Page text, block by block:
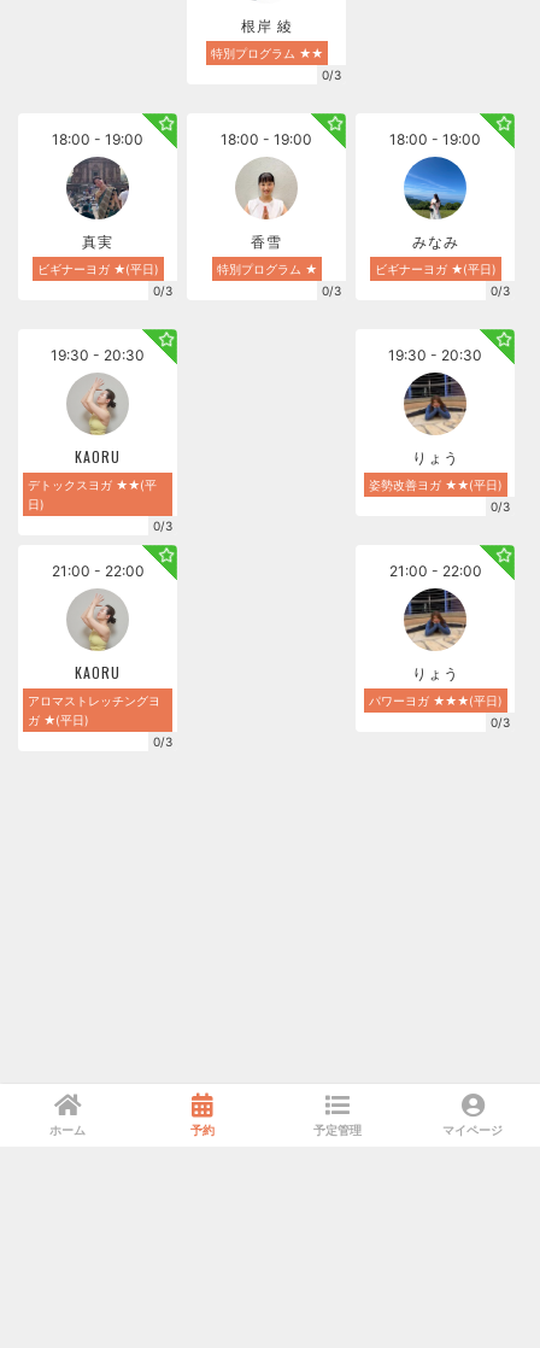
根岸 綾
特別プログラム ★★
0/3
18:00 - 19:00
真実
ビギナーヨガ ★(平日)
0/3
18:00 - 19:00
香雪
特別プログラム ★
0/3
18:00 - 19:00
みなみ
ビギナーヨガ ★(平日)
0/3
19:30 - 20:30
KAORU
デトックスヨガ ★★(平
日)
0/3
19:30 - 20:30
りょう
姿勢改善ヨガ ★★(平日)
0/3
21:00 - 22:00
KAORU
アロマストレッチングヨ
ガ ★(平日)
0/3
21:00 - 22:00
りょう
パワーヨガ ★★★(平日)
0/3
ホーム 予約 予定管理 マイページ